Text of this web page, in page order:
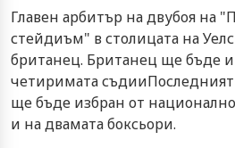
Главен арбитър на двубоя на
стейдиъм" в столицата на
британец. Британец ще бъде
четиримата
ще бъде избран от
и на двамата боксьори.